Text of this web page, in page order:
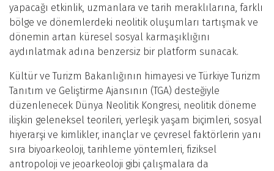
yapacağı etkinlik, uzmanlara ve tarih meraklılarına, farklı
bölge ve dönemlerdeki neolitik oluşumları tartışmak ve
dönemin artan küresel sosyal karmaşıklığını
aydınlatmak adına benzersiz bir platform sunacak.
Kültür ve Turizm Bakanlığının himayesi ve Türkiye Turizm
Tanıtım ve Geliştirme Ajansının (TGA) desteğiyle
düzenlenecek Dünya Neolitik Kongresi, neolitik döneme
ilişkin geleneksel teorileri, yerleşik yaşam biçimleri, sosyal
hiyerarşi ve kimlikler, inançlar ve çevresel faktörlerin yanı
sıra biyoarkeoloji, tarihleme yöntemleri, fiziksel
antropoloji ve jeoarkeoloji gibi çalışmalara da